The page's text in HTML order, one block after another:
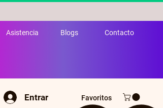
Asistencia Blogs Contacto
Entrar Favoritos